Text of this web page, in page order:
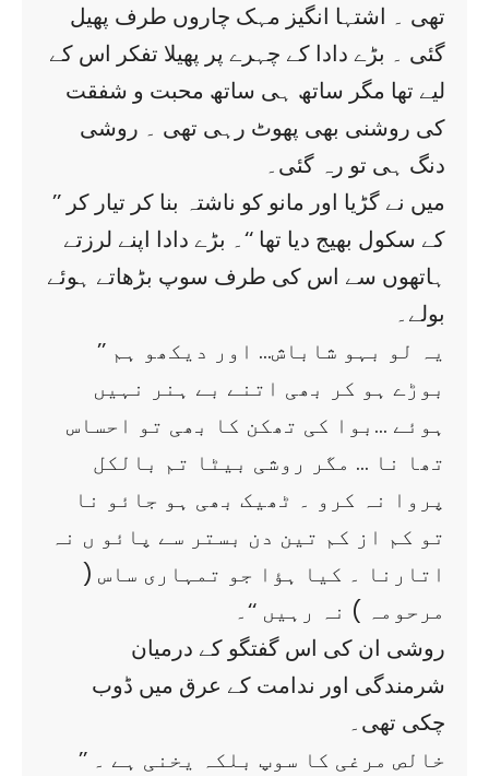
تھی ۔ اشتہا انگیز مہک چاروں طرف پھیل
گئی ۔ بڑے دادا کے چہرے پر پھیلا تفکر اس کے
لیے تھا مگر ساتھ ہی ساتھ محبت و شفقت
کی روشنی بھی پھوٹ رہی تھی ۔ روشی
دنگ ہی تو رہ گئی۔
’’ میں نے گڑیا اور مانو کو ناشتہ بنا کر تیار کر
کے سکول بھیج دیا تھا ‘‘۔ بڑے دادا اپنے لرزتے
ہاتھوں سے اس کی طرف سوپ بڑھاتے ہوئے
بولے۔
’’ یہ لو بہو شاباش… اور دیکھو ہم
بوڑے ہو کر بھی اتنے بے ہنر نہیں
ہوئے …بوا کی تھکن کا بھی تو احساس
تھا نا … مگر روشی بیٹا تم بالکل
پروا نہ کرو ۔ ٹھیک بھی ہو جائو نا
تو کم از کم تین دن بستر سے پائو ں نہ
اتارنا ۔ کیا ہؤا جو تمہاری ساس (
مرحومہ ) نہ رہیں ‘‘۔
روشی ان کی اس گفتگو کے درمیان
شرمندگی اور ندامت کے عرق میں ڈوب
چکی تھی۔
’’ خالص مرغی کا سوپ بلکہ یخنی ہے ۔